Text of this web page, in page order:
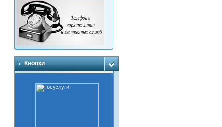
Кнопки